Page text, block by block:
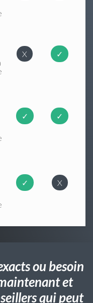
X ✓
✓ ✓
✓ X
ou besoin
et
qui peut